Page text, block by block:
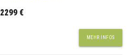
2299 €
MEHR INFOS